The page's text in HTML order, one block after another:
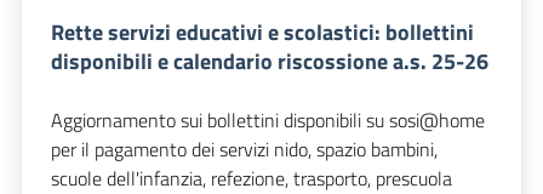
Rette servizi educativi e scolastici: bollettini
disponibili e calendario riscossione a.s. 25-26
Aggiornamento sui bollettini disponibili su sosi@home
per il pagamento dei servizi nido, spazio bambini,
scuole dell'infanzia, refezione, trasporto, prescuola